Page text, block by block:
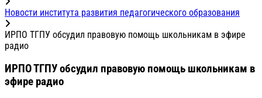
Новости института развития педагогического образования
ИРПО ТГПУ обсудил правовую помощь школьникам в эфире
радио
ИРПО ТГПУ обсудил правовую помощь школьникам в
эфире радио